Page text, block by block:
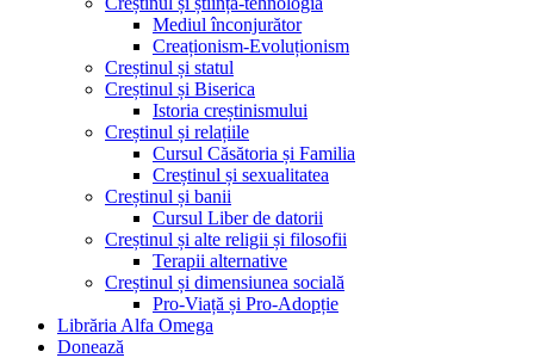
Mediul înconjurător
Creaționism-Evoluționism
Creștinul și statul
Creștinul și Biserica
Istoria creștinismului
Creștinul și relațiile
Cursul Căsătoria și Familia
Creștinul și sexualitatea
Creștinul și banii
Cursul Liber de datorii
Creștinul și alte religii și filosofii
Terapii alternative
Creștinul și dimensiunea socială
Pro-Viață și Pro-Adopție
Librăria Alfa Omega
Donează